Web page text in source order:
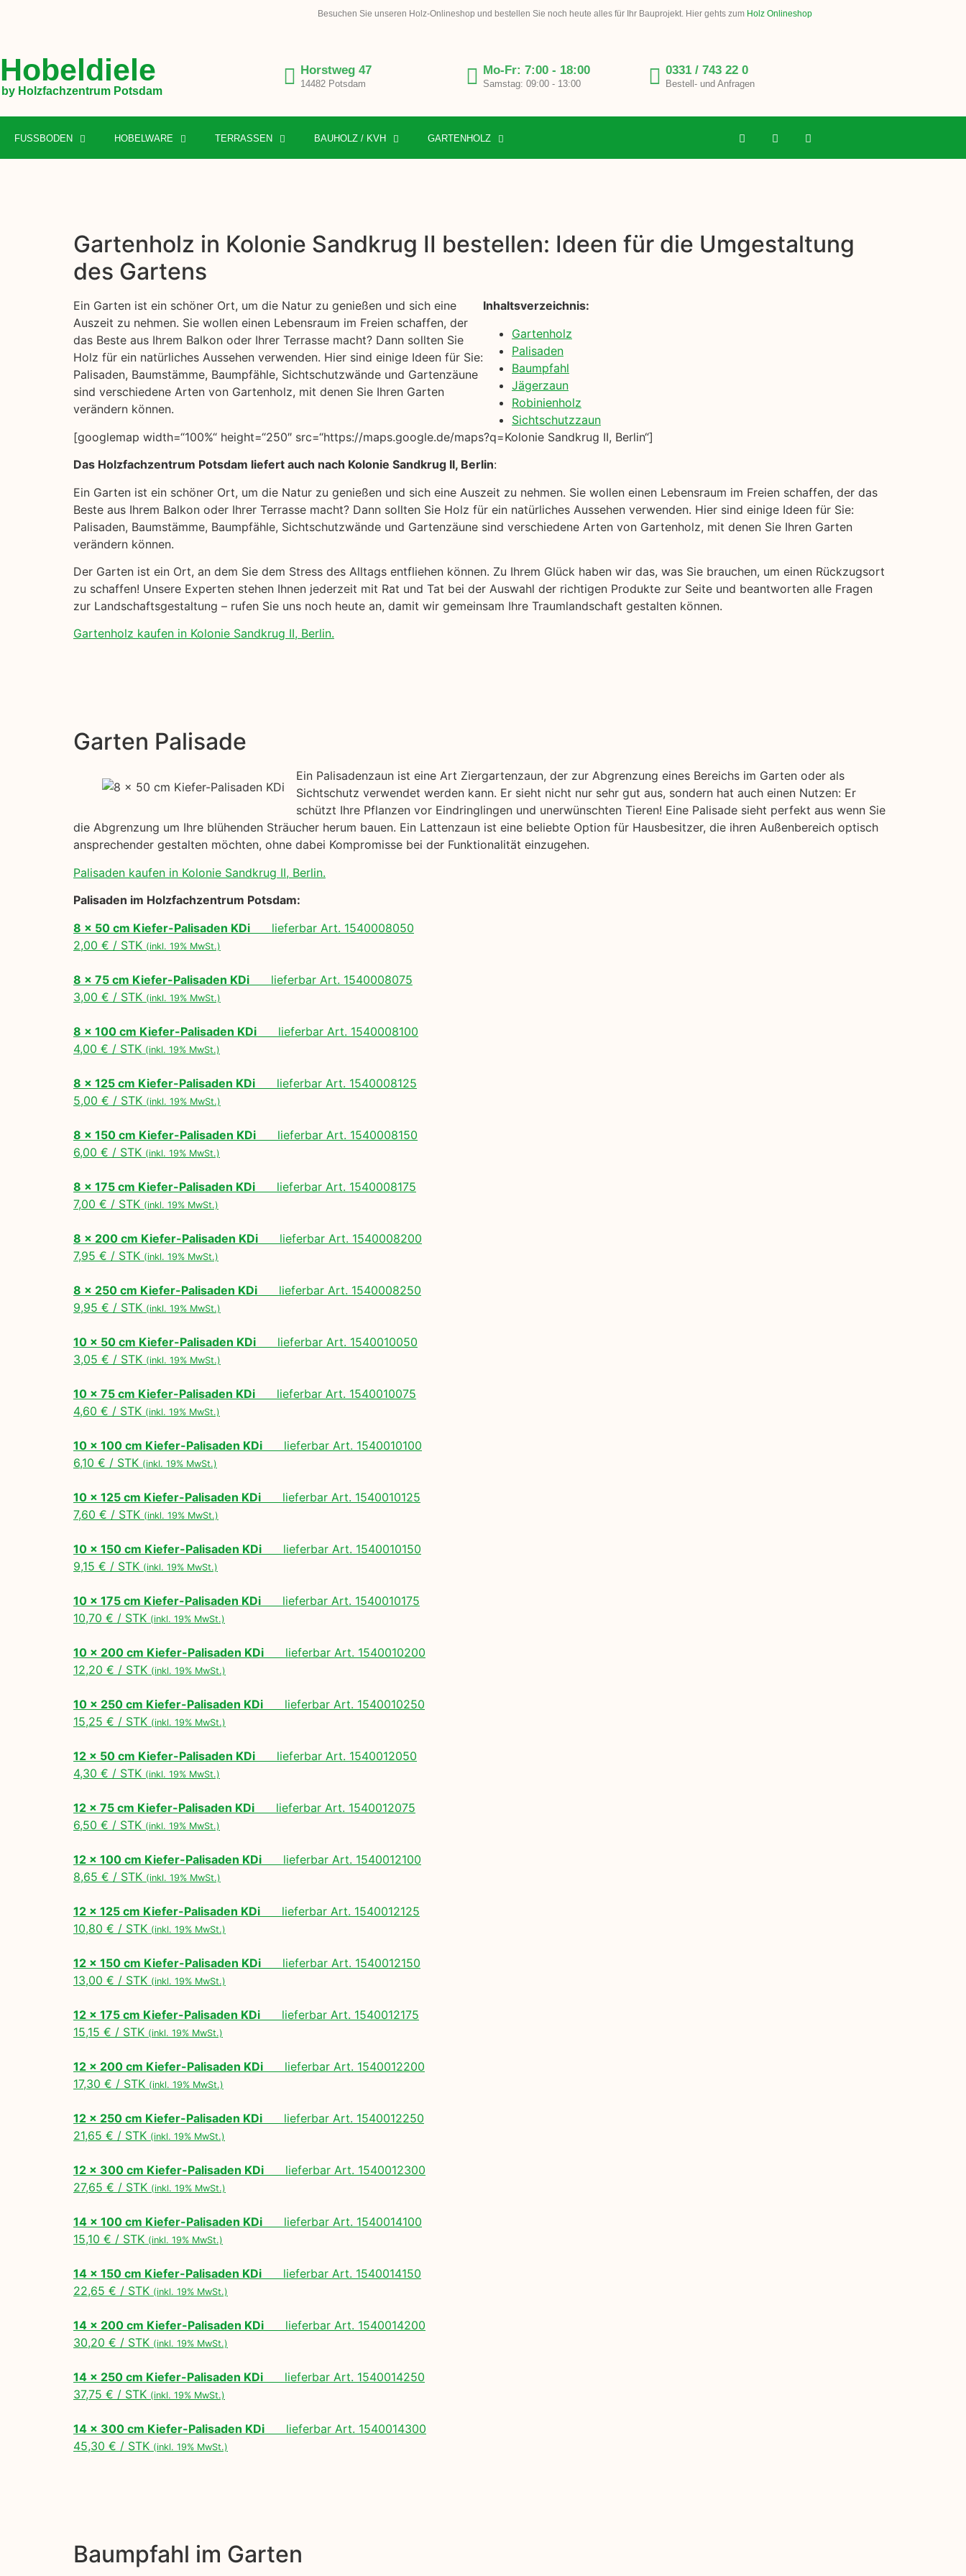
Besuchen Sie unseren Holz-Onlineshop und bestellen Sie noch heute alles für Ihr Bauprojekt. Hier gehts zum Holz Onlineshop
Hobeldiele
by Holzfachzentrum Potsdam
Horstweg 47
14482 Potsdam
Mo-Fr: 7:00 - 18:00
Samstag: 09:00 - 13:00
0331 / 743 22 0
Bestell- und Anfragen
FUSSBODEN HOBELWARE TERRASSEN BAUHOLZ / KVH GARTENHOLZ
Gartenholz in Kolonie Sandkrug II bestellen: Ideen für die Umgestaltung
des Gartens
Ein Garten ist ein schöner Ort, um die Natur zu genießen und sich eine
Auszeit zu nehmen. Sie wollen einen Lebensraum im Freien schaffen, der
das Beste aus Ihrem Balkon oder Ihrer Terrasse macht? Dann sollten Sie
Holz für ein natürliches Aussehen verwenden. Hier sind einige Ideen für Sie:
Palisaden, Baumstämme, Baumpfähle, Sichtschutzwände und Gartenzäune
sind verschiedene Arten von Gartenholz, mit denen Sie Ihren Garten
verändern können.
Inhaltsverzeichnis:
Gartenholz
Palisaden
Baumpfahl
Jägerzaun
Robinienholz
Sichtschutzzaun
[googlemap width=“100%“ height=“250″ src=“https://maps.google.de/maps?q=Kolonie Sandkrug II, Berlin“]
Das Holzfachzentrum Potsdam liefert auch nach Kolonie Sandkrug II, Berlin:
Ein Garten ist ein schöner Ort, um die Natur zu genießen und sich eine Auszeit zu nehmen. Sie wollen einen Lebensraum im Freien schaffen, der das
Beste aus Ihrem Balkon oder Ihrer Terrasse macht? Dann sollten Sie Holz für ein natürliches Aussehen verwenden. Hier sind einige Ideen für Sie:
Palisaden, Baumstämme, Baumpfähle, Sichtschutzwände und Gartenzäune sind verschiedene Arten von Gartenholz, mit denen Sie Ihren Garten
verändern können.
Der Garten ist ein Ort, an dem Sie dem Stress des Alltags entfliehen können. Zu Ihrem Glück haben wir das, was Sie brauchen, um einen Rückzugsort
zu schaffen! Unsere Experten stehen Ihnen jederzeit mit Rat und Tat bei der Auswahl der richtigen Produkte zur Seite und beantworten alle Fragen
zur Landschaftsgestaltung – rufen Sie uns noch heute an, damit wir gemeinsam Ihre Traumlandschaft gestalten können.
Gartenholz kaufen in Kolonie Sandkrug II, Berlin.
Garten Palisade
Ein Palisadenzaun ist eine Art Ziergartenzaun, der zur Abgrenzung eines Bereichs im Garten oder als
Sichtschutz verwendet werden kann. Er sieht nicht nur sehr gut aus, sondern hat auch einen Nutzen: Er
schützt Ihre Pflanzen vor Eindringlingen und unerwünschten Tieren! Eine Palisade sieht perfekt aus wenn Sie
die Abgrenzung um Ihre blühenden Sträucher herum bauen. Ein Lattenzaun ist eine beliebte Option für Hausbesitzer, die ihren Außenbereich optisch
ansprechender gestalten möchten, ohne dabei Kompromisse bei der Funktionalität einzugehen.
Palisaden kaufen in Kolonie Sandkrug II, Berlin.
Palisaden im Holzfachzentrum Potsdam:
8 x 50 cm Kiefer-Palisaden KDi lieferbar Art. 1540008050
2,00 € / STK (inkl. 19% MwSt.)
8 x 75 cm Kiefer-Palisaden KDi lieferbar Art. 1540008075
3,00 € / STK (inkl. 19% MwSt.)
8 x 100 cm Kiefer-Palisaden KDi lieferbar Art. 1540008100
4,00 € / STK (inkl. 19% MwSt.)
8 x 125 cm Kiefer-Palisaden KDi lieferbar Art. 1540008125
5,00 € / STK (inkl. 19% MwSt.)
8 x 150 cm Kiefer-Palisaden KDi lieferbar Art. 1540008150
6,00 € / STK (inkl. 19% MwSt.)
8 x 175 cm Kiefer-Palisaden KDi lieferbar Art. 1540008175
7,00 € / STK (inkl. 19% MwSt.)
8 x 200 cm Kiefer-Palisaden KDi lieferbar Art. 1540008200
7,95 € / STK (inkl. 19% MwSt.)
8 x 250 cm Kiefer-Palisaden KDi lieferbar Art. 1540008250
9,95 € / STK (inkl. 19% MwSt.)
10 x 50 cm Kiefer-Palisaden KDi lieferbar Art. 1540010050
3,05 € / STK (inkl. 19% MwSt.)
10 x 75 cm Kiefer-Palisaden KDi lieferbar Art. 1540010075
4,60 € / STK (inkl. 19% MwSt.)
10 x 100 cm Kiefer-Palisaden KDi lieferbar Art. 1540010100
6,10 € / STK (inkl. 19% MwSt.)
10 x 125 cm Kiefer-Palisaden KDi lieferbar Art. 1540010125
7,60 € / STK (inkl. 19% MwSt.)
10 x 150 cm Kiefer-Palisaden KDi lieferbar Art. 1540010150
9,15 € / STK (inkl. 19% MwSt.)
10 x 175 cm Kiefer-Palisaden KDi lieferbar Art. 1540010175
10,70 € / STK (inkl. 19% MwSt.)
10 x 200 cm Kiefer-Palisaden KDi lieferbar Art. 1540010200
12,20 € / STK (inkl. 19% MwSt.)
10 x 250 cm Kiefer-Palisaden KDi lieferbar Art. 1540010250
15,25 € / STK (inkl. 19% MwSt.)
12 x 50 cm Kiefer-Palisaden KDi lieferbar Art. 1540012050
4,30 € / STK (inkl. 19% MwSt.)
12 x 75 cm Kiefer-Palisaden KDi lieferbar Art. 1540012075
6,50 € / STK (inkl. 19% MwSt.)
12 x 100 cm Kiefer-Palisaden KDi lieferbar Art. 1540012100
8,65 € / STK (inkl. 19% MwSt.)
12 x 125 cm Kiefer-Palisaden KDi lieferbar Art. 1540012125
10,80 € / STK (inkl. 19% MwSt.)
12 x 150 cm Kiefer-Palisaden KDi lieferbar Art. 1540012150
13,00 € / STK (inkl. 19% MwSt.)
12 x 175 cm Kiefer-Palisaden KDi lieferbar Art. 1540012175
15,15 € / STK (inkl. 19% MwSt.)
12 x 200 cm Kiefer-Palisaden KDi lieferbar Art. 1540012200
17,30 € / STK (inkl. 19% MwSt.)
12 x 250 cm Kiefer-Palisaden KDi lieferbar Art. 1540012250
21,65 € / STK (inkl. 19% MwSt.)
12 x 300 cm Kiefer-Palisaden KDi lieferbar Art. 1540012300
27,65 € / STK (inkl. 19% MwSt.)
14 x 100 cm Kiefer-Palisaden KDi lieferbar Art. 1540014100
15,10 € / STK (inkl. 19% MwSt.)
14 x 150 cm Kiefer-Palisaden KDi lieferbar Art. 1540014150
22,65 € / STK (inkl. 19% MwSt.)
14 x 200 cm Kiefer-Palisaden KDi lieferbar Art. 1540014200
30,20 € / STK (inkl. 19% MwSt.)
14 x 250 cm Kiefer-Palisaden KDi lieferbar Art. 1540014250
37,75 € / STK (inkl. 19% MwSt.)
14 x 300 cm Kiefer-Palisaden KDi lieferbar Art. 1540014300
45,30 € / STK (inkl. 19% MwSt.)
Baumpfahl im Garten